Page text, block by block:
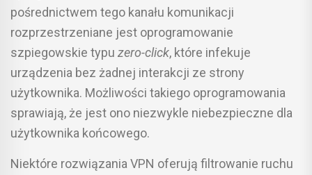
pośrednictwem tego kanału komunikacji
rozprzestrzeniane jest oprogramowanie
szpiegowskie typu zero-click, które infekuje
urządzenia bez żadnej interakcji ze strony
użytkownika. Możliwości takiego oprogramowania
sprawiają, że jest ono niezwykle niebezpieczne dla
użytkownika końcowego.
Niektóre rozwiązania VPN oferują filtrowanie ruchu